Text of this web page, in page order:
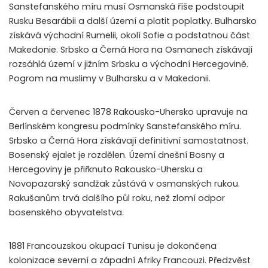
Sanstefanského míru musí Osmanská říše podstoupit
Rusku Besarábii a další území a platit poplatky. Bulharsko
získává východní Rumelii, okolí Sofie a podstatnou část
Makedonie. Srbsko a Černá Hora na Osmanech získávají
rozsáhlá území v jižním Srbsku a východní Hercegovině.
Pogrom na muslimy v Bulharsku a v Makedonii.
Červen a červenec 1878 Rakousko-Uhersko upravuje na
Berlínském kongresu podmínky Sanstefanského míru.
Srbsko a Černá Hora získávají definitivní samostatnost.
Bosenský ejalet je rozdělen. Území dnešní Bosny a
Hercegoviny je přiřknuto Rakousko-Uhersku a
Novopazarský sandžak zůstává v osmanských rukou.
Rakušanům trvá dalšího půl roku, než zlomí odpor
bosenského obyvatelstva.
1881 Francouzskou okupací Tunisu je dokončena
kolonizace severní a západní Afriky Francouzi. Předzvěst